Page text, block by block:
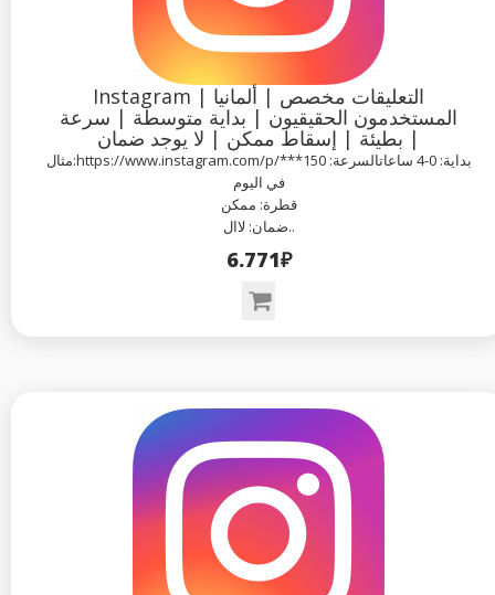
Instagram التعليقات مخصص | ألمانيا |
المستخدمون الحقيقيون | بداية متوسطة | سرعة
بطيئة | إسقاط ممكن | لا يوجد ضمان |
مثال:https://www.instagram.com/p/***بداية: 0-4 ساعاتالسرعة: 150
في اليوم
قطرة: ممكن
ضمان: لاال..
6.771₽